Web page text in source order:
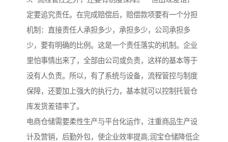
定要追究责任。在完成赔偿后，赔偿款项要有一个分担
机制：直接责任人承担多少，承担多少，公司承担多
少，要有明确的比例。这是一个责任落实的机制。企业
里怕事情出来了，全部由公司或负责，这样的基本等于
没有人负责。所以，有了系统与设备，流程管控与制度
保障，还要加上强大的执行力，基本就可以控制托管仓
库发货差错率了。
电商仓储需要柔性生产与平台化运作，注重商品生产设
计及营销，后勤外包，使企业效率提高;润宝仓储降低企